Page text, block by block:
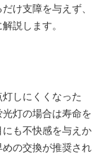
け支障を与えず、
説します。
しにくくなった
灯の場合は寿命を
も不快感を与えか
の交換が推奨され